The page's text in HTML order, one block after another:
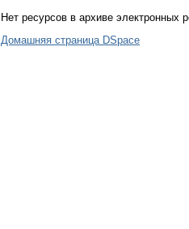
Нет ресурсов в архиве электронных
Домашняя страница DSpace